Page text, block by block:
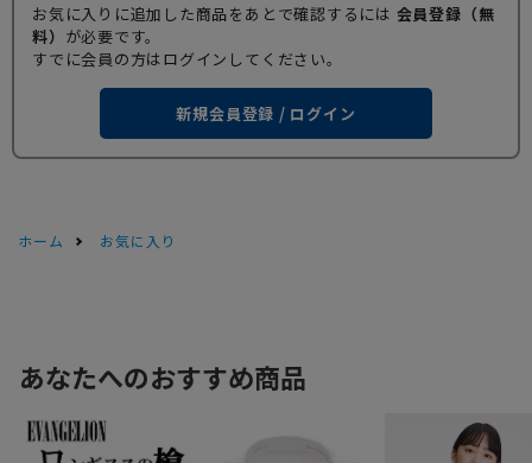
お気に入りに追加した商品をあとで確認するには 会員登録（無
料） が必要です。
すでに会員の方はログインしてください。
新規会員登録 / ログイン
ホーム お気に入り